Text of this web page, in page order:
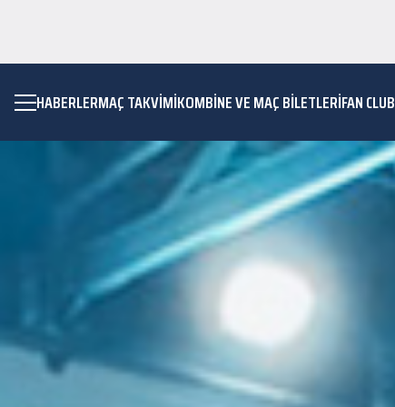
HABERLERMAÇ TAKVIMIKOMBİNE VE MAÇ BİLETLERİFAN CLUB